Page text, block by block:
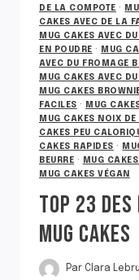
DE LA COMPOTE ·
CAKES AVEC DE LA
MUG CAKES AVEC
EN POUDRE · MUG
AVEC DU FROMAGE
MUG CAKES AVEC
MUG CAKES
FACILES · MUG
MUG CAKES NOIX DE
CAKES PEU
CAKES RAPIDES ·
BEURRE · MUG
MUG CAKES VÉGAN
TOP 23 DES
MUG CAKES
Par Clara